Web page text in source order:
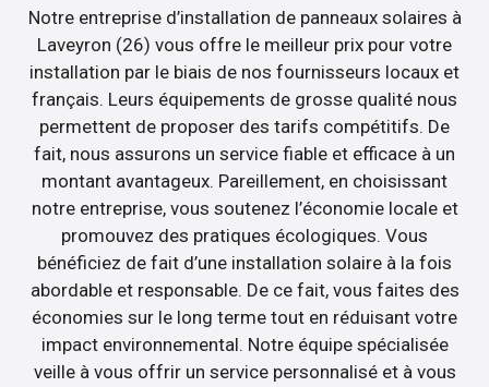
Notre entreprise d’installation de panneaux solaires à
Laveyron (26) vous offre le meilleur prix pour votre
installation par le biais de nos fournisseurs locaux et
français. Leurs équipements de grosse qualité nous
permettent de proposer des tarifs compétitifs. De
fait, nous assurons un service fiable et efficace à un
montant avantageux. Pareillement, en choisissant
notre entreprise, vous soutenez l’économie locale et
promouvez des pratiques écologiques. Vous
bénéficiez de fait d’une installation solaire à la fois
abordable et responsable. De ce fait, vous faites des
économies sur le long terme tout en réduisant votre
impact environnemental. Notre équipe spécialisée
veille à vous offrir un service personnalisé et à vous